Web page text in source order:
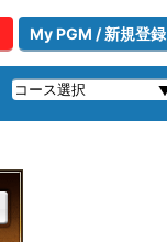
My PGM / 新規登録